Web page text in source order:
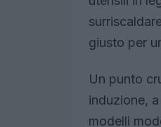
giusto per
Un punto
induzione,
modelli